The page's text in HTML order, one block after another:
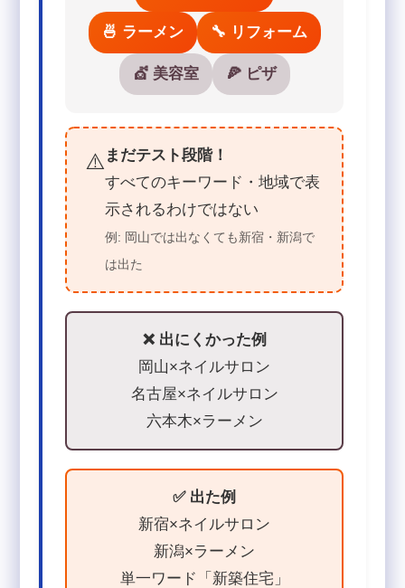
🍜 ラーメン 🔧 リフォーム
💇 美容室 🍕 ピザ
⚠️ まだテスト段階！
すべてのキーワード・地域で表
示されるわけではない
例: 岡山では出なくても新宿・新潟で
は出た
❌ 出にくかった例
岡山×ネイルサロン
名古屋×ネイルサロン
六本木×ラーメン
✅ 出た例
新宿×ネイルサロン
新潟×ラーメン
単一ワード「新築住宅」